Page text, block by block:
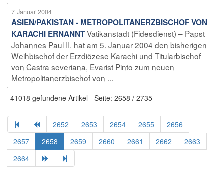
7 Januar 2004
ASIEN/PAKISTAN - METROPOLITANERZBISCHOF VON
KARACHI ERNANNTVatikanstadt (Fidesdienst) – Papst
Johannes Paul II. hat am 5. Januar 2004 den bisherigen
Weihbischof der Erzdiözese Karachi und Titularbischof
von Castra severiana, Evarist Pinto zum neuen
Metropolitanerzbischof von ...
41018 gefundene Artikel - Seite: 2658 / 2735
2652 2653 2654 2655
2656
2657
2658 2659 2660 2661 2662
2663
2664